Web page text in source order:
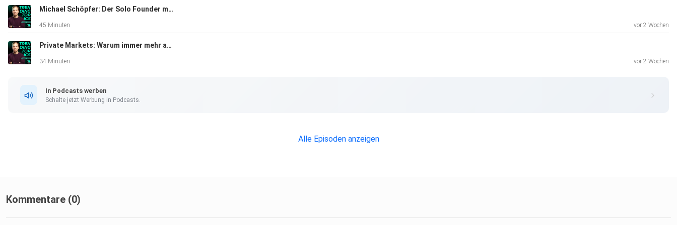
Michael Schöpfer: Der Solo Founder mit 3 Mio. Dollar ARR aus Wien
45 Minuten vor 2 Wochen
Private Markets: Warum immer mehr außerhalb der Börse investiert wird
34 Minuten vor 2 Wochen
In Podcasts werben
Schalte jetzt Werbung in Podcasts.
Alle Episoden anzeigen
Kommentare (0)